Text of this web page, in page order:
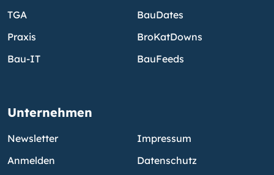
TGA
Praxis
Bau-IT
BauDates
BroKatDowns
BauFeeds
Unternehmen
Newsletter
Anmelden
Impressum
Datenschutz